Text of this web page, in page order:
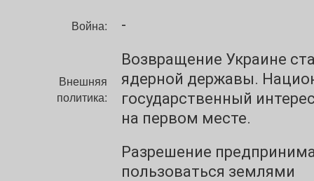
Война: -
Внешняя
политика:
Возвращение Украине
ядерной державы.
государственный
на первом месте.
Разрешение
пользоваться землями